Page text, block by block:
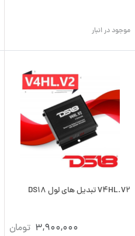
موجود در انبار
V4HL.V2 تبدیل های لول DS18
3,900,000 تومان